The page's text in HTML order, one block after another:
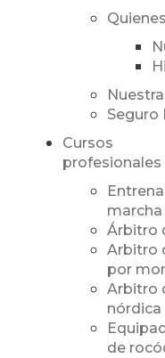
Seguro
Cursos
profesionales
Árbitro
Arbitro
por
Arbitro
nórdica
de